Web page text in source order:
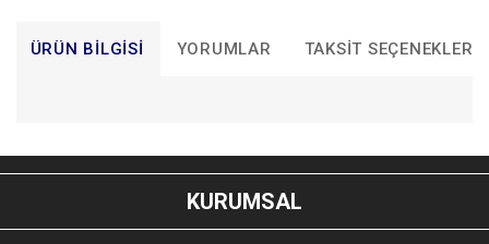
ÜRÜN BILGISI YORUMLAR TAKSIT SEÇENEKLERI
Bu ürünün fiyat bilgisi, resim, ürün açıklamalarında ve diğer
konularda yetersiz gördüğünüz noktaları öneri formunu
kullanarak tarafımıza iletebilirsiniz.
KURUMSAL